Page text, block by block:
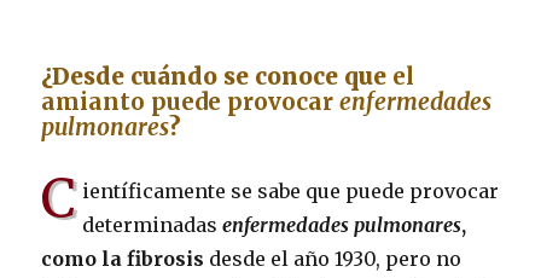
¿Desde cuándo se conoce que el
amianto puede provocarenfermedades
pulmonares?
C ientíficamente se sabe que puede provocar
determinadas enfermedades pulmonares,
como la fibrosis desde el año 1930, pero no